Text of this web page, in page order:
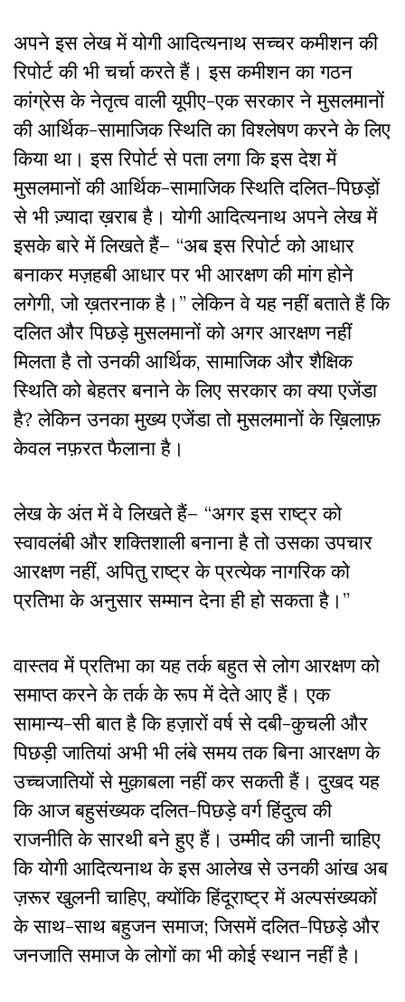
अपने इस लेख में योगी आदित्यनाथ सच्चर कमीशन की
रिपोर्ट की भी चर्चा करते हैं। इस कमीशन का गठन
कांग्रेस के नेतृत्व वाली यूपीए-एक सरकार ने मुसलमानों
की आर्थिक-सामाजिक स्थिति का विश्लेषण करने के लिए
किया था। इस रिपोर्ट से पता लगा कि इस देश में
मुसलमानों की आर्थिक-सामाजिक स्थिति दलित-पिछड़ों
से भी ज़्यादा ख़राब है। योगी आदित्यनाथ अपने लेख में
इसके बारे में लिखते हैं– “अब इस रिपोर्ट को आधार
बनाकर मज़हबी आधार पर भी आरक्षण की मांग होने
लगेगी, जो ख़तरनाक है।” लेकिन वे यह नहीं बताते हैं कि
दलित और पिछड़े मुसलमानों को अगर आरक्षण नहीं
मिलता है तो उनकी आर्थिक, सामाजिक और शैक्षिक
स्थिति को बेहतर बनाने के लिए सरकार का क्या एजेंडा
है? लेकिन उनका मुख्य एजेंडा तो मुसलमानों के ख़िलाफ़
केवल नफ़रत फैलाना है।
लेख के अंत में वे लिखते हैं– “अगर इस राष्ट्र को
स्वावलंबी और शक्तिशाली बनाना है तो उसका उपचार
आरक्षण नहीं, अपितु राष्ट्र के प्रत्येक नागरिक को
प्रतिभा के अनुसार सम्मान देना ही हो सकता है।”
वास्तव में प्रतिभा का यह तर्क बहुत से लोग आरक्षण को
समाप्त करने के तर्क के रूप में देते आए हैं। एक
सामान्य-सी बात है कि हज़ारों वर्ष से दबी-कुचली और
पिछड़ी जातियां अभी भी लंबे समय तक बिना आरक्षण के
उच्चजातियों से मुक़ाबला नहीं कर सकती हैं। दुखद यह
कि आज बहुसंख्यक दलित-पिछड़े वर्ग हिंदुत्व की
राजनीति के सारथी बने हुए हैं। उम्मीद की जानी चाहिए
कि योगी आदित्यनाथ के इस आलेख से उनकी आंख अब
ज़रूर खुलनी चाहिए, क्योंकि हिंदूराष्ट्र में अल्पसंख्यकों
के साथ-साथ बहुजन समाज; जिसमें दलित-पिछड़े और
जनजाति समाज के लोगों का भी कोई स्थान नहीं है।